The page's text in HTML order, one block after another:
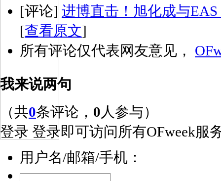
[评论] 进博直击！旭化成与
[查看原文]
所有评论仅代表网友意见，
我来说两句
（共0条评论， 0 人参与）
登录 登录即可访问所有OFweek服
用户名/邮箱/手机：